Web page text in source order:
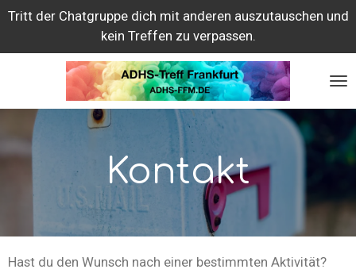
Zum
springen
Tritt der Chatgruppe dich mit anderen auszutauschen und
kein Treffen zu verpassen.
Kontakt
Hast du den Wunsch nach einer bestimmten Aktivität?